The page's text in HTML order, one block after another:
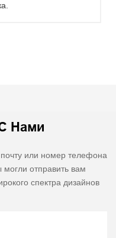
Нами
или номер телефона
отправить вам
спектра дизайнов